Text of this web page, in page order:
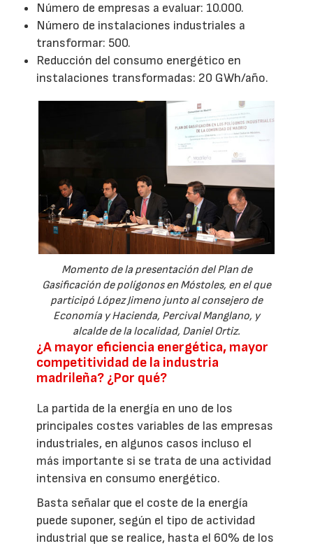
Número de empresas a evaluar: 10.000.
Número de instalaciones industriales a
transformar: 500.
Reducción del consumo energético en
instalaciones transformadas: 20 GWh/año.
Momento de la presentación del Plan de
Gasificación de polígonos en Móstoles, en el que
participó López Jimeno junto al consejero de
Economía y Hacienda, Percival Manglano, y
alcalde de la localidad, Daniel Ortiz.
¿A mayor eficiencia energética, mayor
competitividad de la industria
madrileña? ¿Por qué?
La partida de la energía en uno de los
principales costes variables de las empresas
industriales, en algunos casos incluso el
más importante si se trata de una actividad
intensiva en consumo energético.
Basta señalar que el coste de la energía
puede suponer, según el tipo de actividad
industrial que se realice, hasta el 60% de los